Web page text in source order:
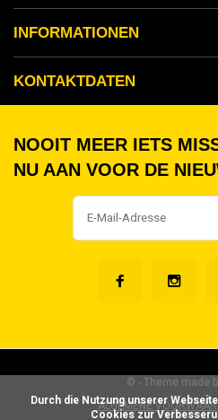
INFORMATIONEN
KONTAKTDATEN
NOOIT MEER IETS
NU AAN VOOR DE
ALGEMENE
© - Theme made
Cookies zur